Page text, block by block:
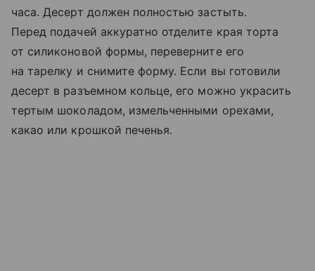
часа. Десерт должен полностью застыть.
Перед подачей аккуратно отделите края торта
от силиконовой формы, переверните его
на тарелку и снимите форму. Если вы готовили
десерт в разъемном кольце, его можно украсить
тертым шоколадом, измельченными орехами,
какао или крошкой печенья.